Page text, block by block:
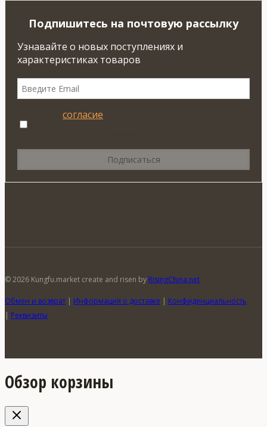
Подпишитесь на почтовую рассылку
Узнавайте о новых поступлениях и
характеристиках товаров
согласие
© 2026 Kungfu.market create and risen by RisingChina.net
Обмен и возврат | Информация о доставке | Конфиденциальность
| Реквизиты
Обзор корзины